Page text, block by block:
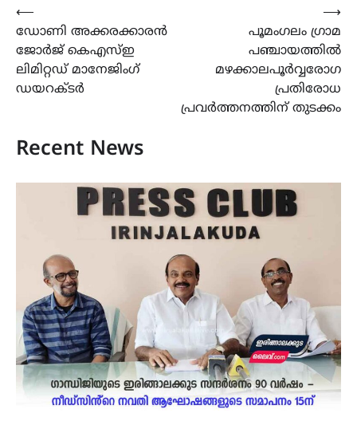
Post
navigation
⟵
ഡോണി അക്കരക്കാരൻ
ജോർജ് കെഎസ്ഇ
ലിമിറ്റഡ് മാനേജിംഗ്
ഡയറക്ടർ
പൂമംഗലം ഗ്രാമ
പഞ്ചായത്തിൽ
മഴക്കാലപൂർവ്വരോഗ
പ്രതിരോധ
പ്രവർത്തനത്തിന് തുടക്കം
⟶
Recent News